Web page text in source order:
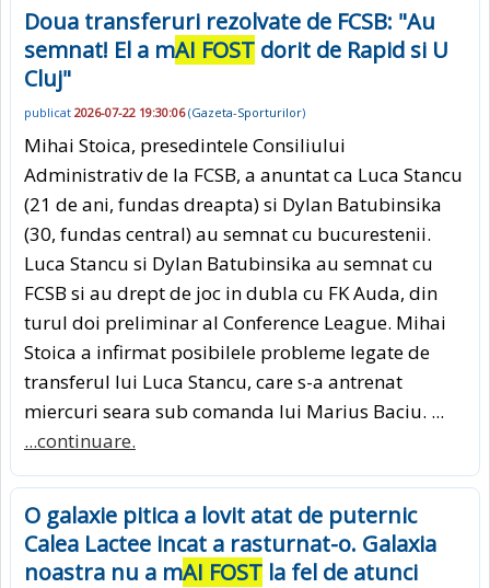
Doua transferuri rezolvate de FCSB: "Au
semnat! El a mAI FOST dorit de Rapid si U
Cluj"
publicat 2026-07-22 19:30:06(Gazeta-Sporturilor)
Mihai Stoica, presedintele Consiliului
Administrativ de la FCSB, a anuntat ca Luca Stancu
(21 de ani, fundas dreapta) si Dylan Batubinsika
(30, fundas central) au semnat cu bucurestenii.
Luca Stancu si Dylan Batubinsika au semnat cu
FCSB si au drept de joc in dubla cu FK Auda, din
turul doi preliminar al Conference League. Mihai
Stoica a infirmat posibilele probleme legate de
transferul lui Luca Stancu, care s-a antrenat
miercuri seara sub comanda lui Marius Baciu. ...
...continuare.
O galaxie pitica a lovit atat de puternic
Calea Lactee incat a rasturnat-o. Galaxia
noastra nu a mAI FOST la fel de atunci